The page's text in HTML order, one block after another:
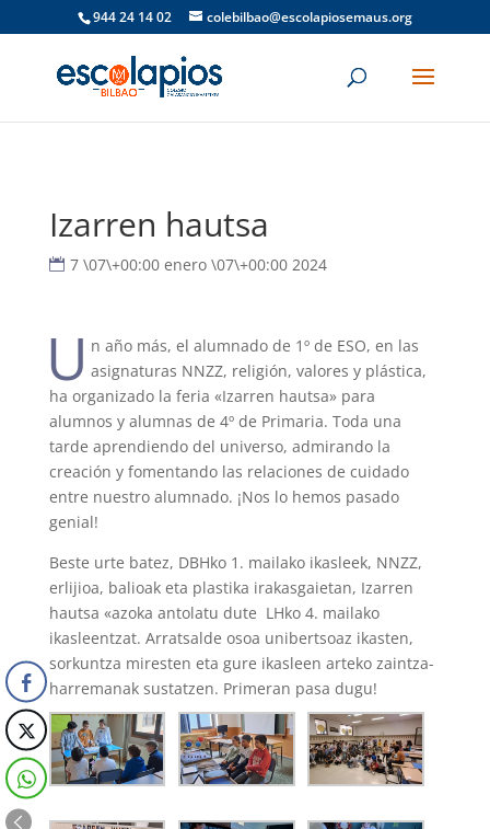
944 24 14 02 colebilbao@escolapiosemaus.org
Izarren hautsa
7 \07\+00:00 enero \07\+00:00 2024
U n año más, el alumnado de 1º de ESO, en las
asignaturas NNZZ, religión, valores y plástica,
ha organizado la feria «Izarren hautsa» para
alumnos y alumnas de 4º de Primaria. Toda una
tarde aprendiendo del universo, admirando la
creación y fomentando las relaciones de cuidado
entre nuestro alumnado. ¡Nos lo hemos pasado
genial!
Beste urte batez, DBHko 1. mailako ikasleek, NNZZ,
erlijioa, balioak eta plastika irakasgaietan, Izarren
hautsa «azoka antolatu dute LHko 4. mailako
ikasleentzat. Arratsalde osoa unibertsoaz ikasten,
sorkuntza miresten eta gure ikasleen arteko zaintza-
harremanak sustatzen. Primeran pasa dugu!